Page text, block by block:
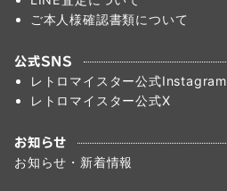
ご本人様確認書類について
公式SNS
レトロマイスター公式Instagram
レトロマイスター公式X
お知らせ
お知らせ・新着情報